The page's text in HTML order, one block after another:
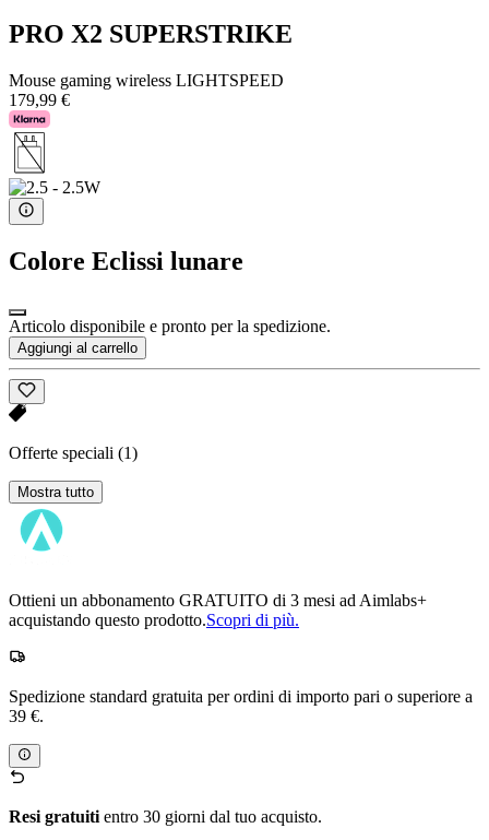
PRO X2 SUPERSTRIKE
Mouse gaming wireless LIGHTSPEED
179,99 €
Colore Eclissi lunare
Articolo disponibile e pronto per la spedizione.
Aggiungi al carrello
Offerte speciali (1)
Mostra tutto
Ottieni un abbonamento GRATUITO di 3 mesi ad Aimlabs+
acquistando questo prodotto.Scopri di più.
Spedizione standard gratuita per ordini di importo pari o superiore a
39 €.
Resi gratuiti entro 30 giorni dal tuo acquisto.